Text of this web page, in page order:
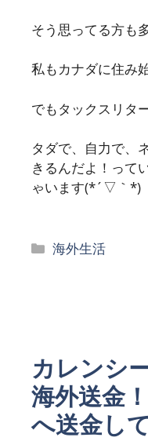
そう思ってる方も
私もカナダに住み
でもタックスリタ
タダで、自力で、
きるんだよ！って
ゃいます(*´▽｀*)
カ
海外生活
カレンシ
海外送金
へ送金し